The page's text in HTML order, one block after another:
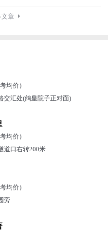
章
均价）
交汇处(鸽皇院子正对面)
均价）
道口右转200米
均价）
旁